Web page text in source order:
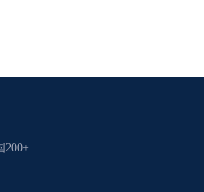
200+